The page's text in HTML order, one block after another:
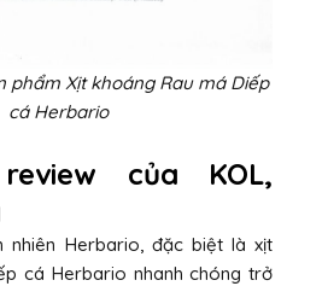
phẩm Xịt khoáng Rau má Diếp
cá Herbario
của KOL,
nhiên Herbario, đặc biệt là xịt
cá Herbario nhanh chóng trở